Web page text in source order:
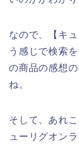
なので、【キ
う感じで検索
の商品の感想
ね。
そして、あれ
ューリグオン